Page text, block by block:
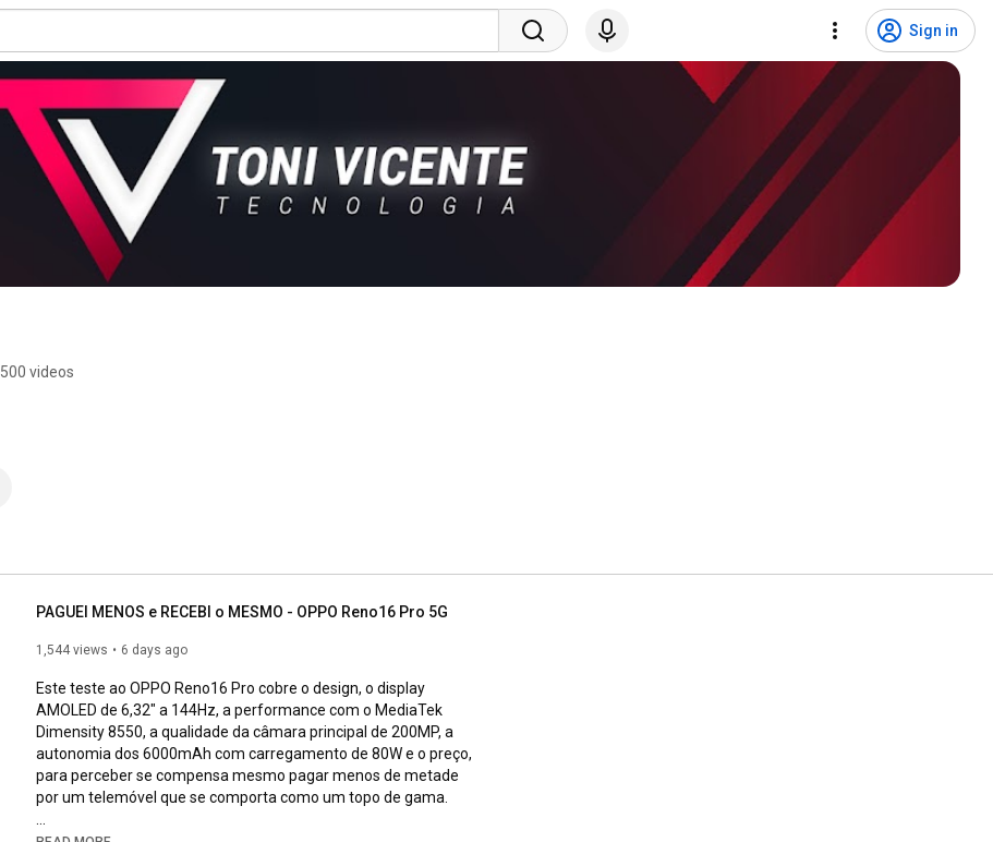
Sign in
500 videos
PAGUEI MENOS e RECEBI o MESMO - OPPO Reno16 Pro 5G
1,544 views 6 days ago
Este teste ao OPPO Reno16 Pro cobre o design, o display
AMOLED de 6,32" a 144Hz, a performance com o MediaTek
Dimensity 8550, a qualidade da câmara principal de 200MP, a
autonomia dos 6000mAh com carregamento de 80W e o preço,
para perceber se compensa mesmo pagar menos de metade
por um telemóvel que se comporta como um topo de gama.